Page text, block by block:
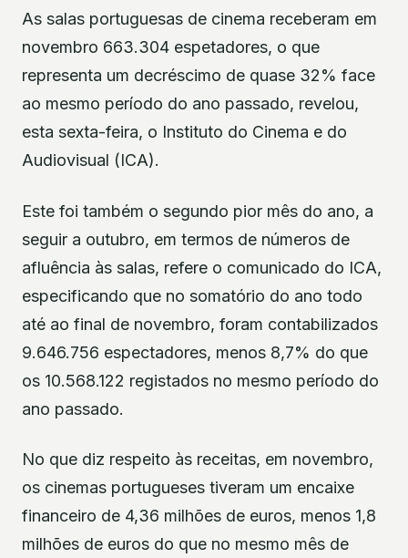
As salas portuguesas de cinema receberam em
novembro 663.304 espetadores, o que
representa um decréscimo de quase 32% face
ao mesmo período do ano passado, revelou,
esta sexta-feira, o Instituto do Cinema e do
Audiovisual (ICA).
Este foi também o segundo pior mês do ano, a
seguir a outubro, em termos de números de
afluência às salas, refere o comunicado do ICA,
especificando que no somatório do ano todo
até ao final de novembro, foram contabilizados
9.646.756 espectadores, menos 8,7% do que
os 10.568.122 registados no mesmo período do
ano passado.
No que diz respeito às receitas, em novembro,
os cinemas portugueses tiveram um encaixe
financeiro de 4,36 milhões de euros, menos 1,8
milhões de euros do que no mesmo mês de